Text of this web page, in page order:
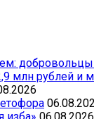
млн рублей и